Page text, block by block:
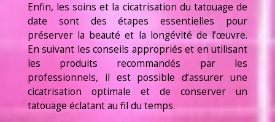
Enfin, les soins et la cicatrisation du tatouage de
date sont des étapes essentielles pour
préserver la beauté et la longévité de l’œuvre.
En suivant les conseils appropriés et en utilisant
les produits recommandés par les
professionnels, il est possible d’assurer une
cicatrisation optimale et de conserver un
tatouage éclatant au fil du temps.